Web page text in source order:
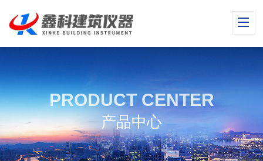
PRODUCT CENTER
产品中心